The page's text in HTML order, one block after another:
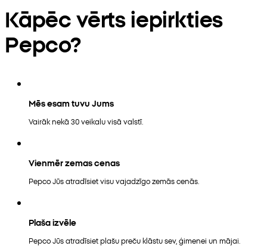
Kāpēc vērts iepirkties
Pepco?
Mēs esam tuvu Jums
Vairāk nekā 30 veikalu visā valstī.
Vienmēr zemas cenas
Pepco Jūs atradīsiet visu vajadzīgo zemās cenās.
Plaša izvēle
Pepco Jūs atradīsiet plašu preču klāstu sev, ģimenei un mājai.